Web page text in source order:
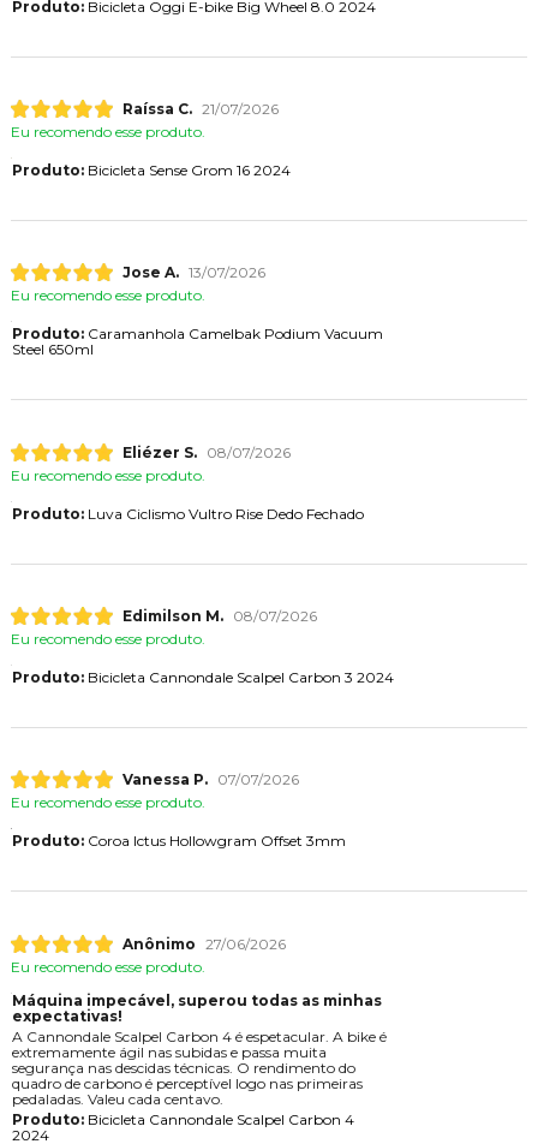
Produto:Bicicleta Oggi E-bike Big Wheel 8.0 2024
Raíssa C. 21/07/2026
Eu recomendo esse produto.
Produto:Bicicleta Sense Grom 16 2024
Jose A. 13/07/2026
Eu recomendo esse produto.
Produto:Caramanhola Camelbak Podium Vacuum
Steel 650ml
Eliézer S.
08/07/2026
Eu recomendo esse produto.
Produto:Luva Ciclismo Vultro Rise Dedo Fechado
Edimilson M.
08/07/2026
Eu recomendo esse produto.
Produto:Bicicleta Cannondale Scalpel Carbon 3 2024
Vanessa P.
07/07/2026
Eu recomendo esse produto.
Produto:Coroa Ictus Hollowgram Offset 3mm
Anônimo 27/06/2026
Eu recomendo esse produto.
Máquina impecável, superou todas as minhas
expectativas!
A Cannondale Scalpel Carbon 4 é espetacular. A bike é
extremamente ágil nas subidas e passa muita
segurança nas descidas técnicas. O rendimento do
quadro de carbono é perceptível logo nas primeiras
pedaladas. Valeu cada centavo.
Produto:Bicicleta Cannondale Scalpel Carbon 4
2024